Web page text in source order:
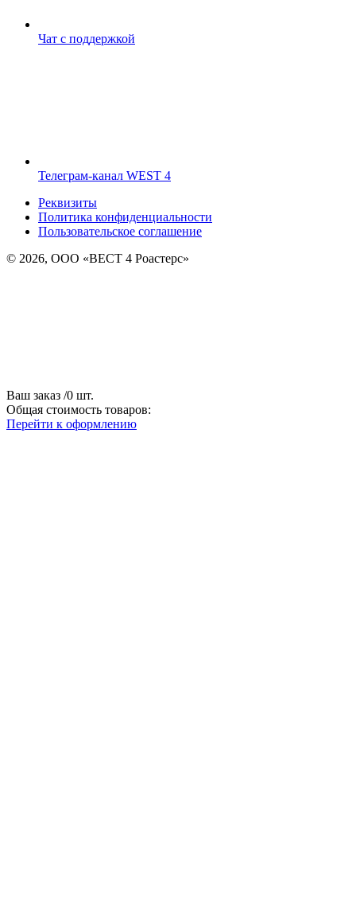
Чат с поддержкой
Телеграм-канал WEST 4
Реквизиты
Политика конфиденциальности
Пользовательское соглашение
© 2026, ООО «ВЕСТ 4 Роастерс»
Ваш заказ /0 шт.
Общая стоимость товаров:
Перейти к оформлению